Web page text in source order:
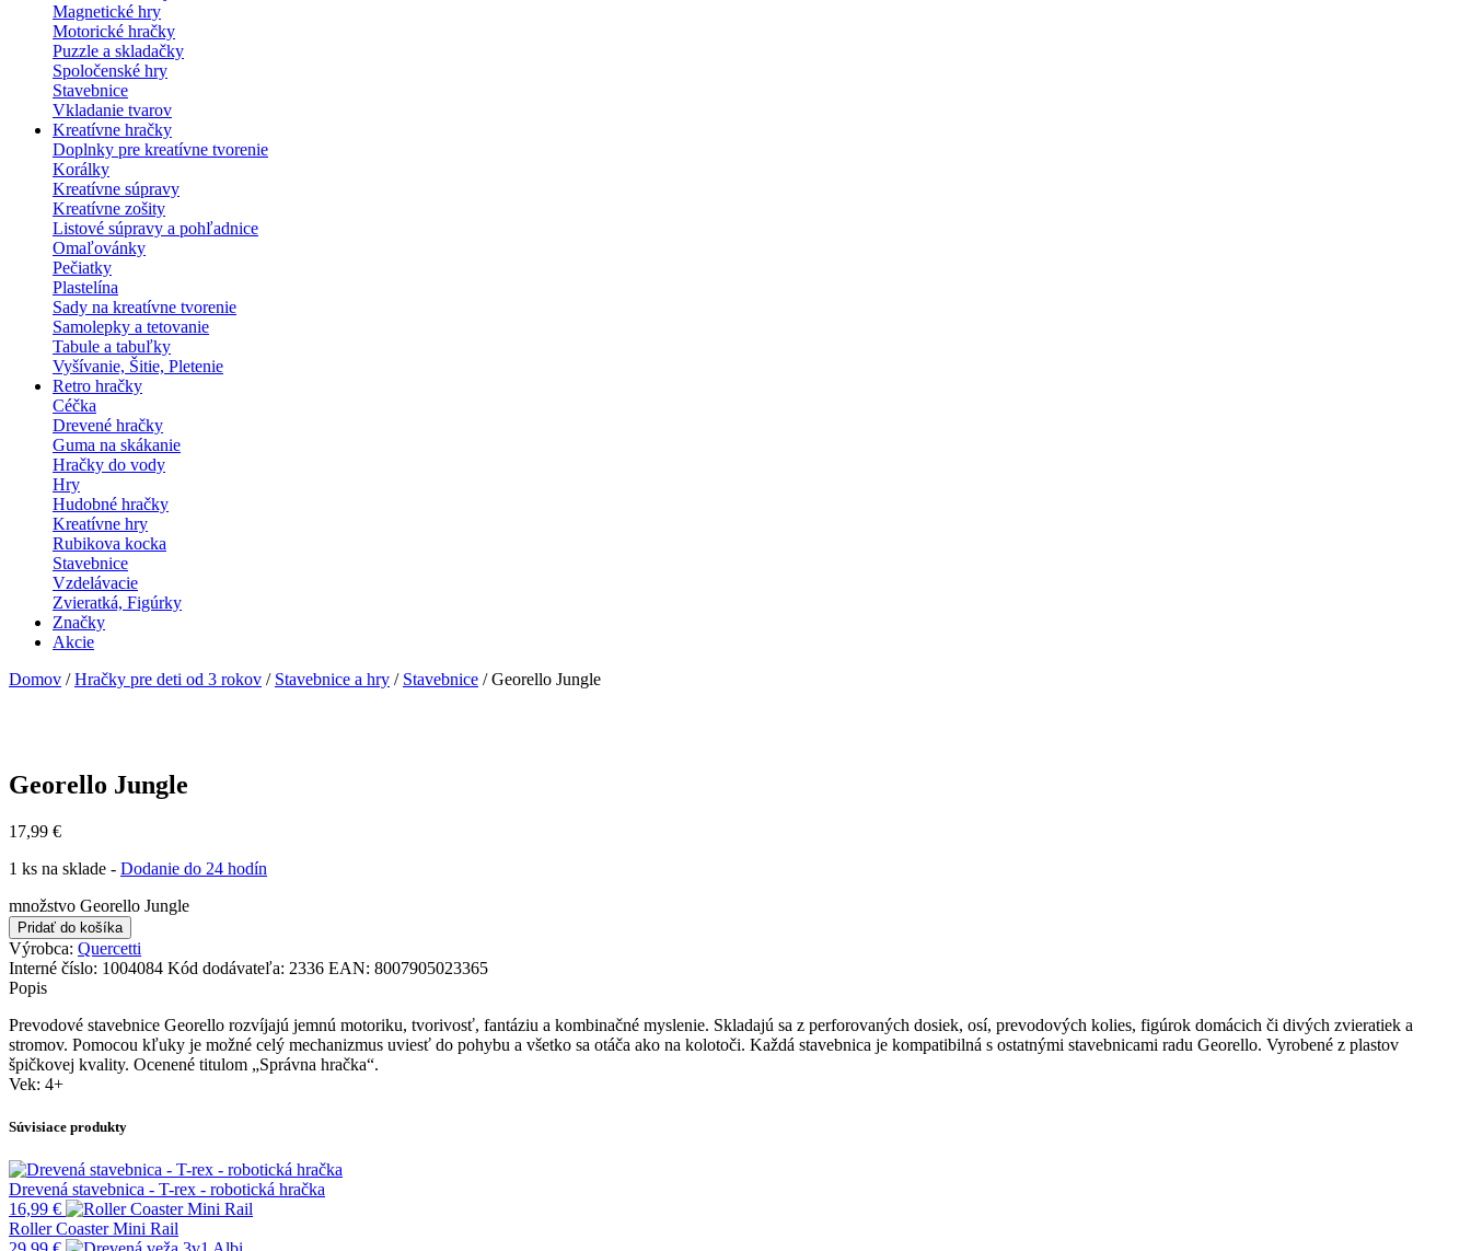
Magnetické hry
Motorické hračky
Puzzle a skladačky
Spoločenské hry
Stavebnice
Vkladanie tvarov
Kreatívne hračky
Doplnky pre kreatívne tvorenie
Korálky
Kreatívne súpravy
Kreatívne zošity
Listové súpravy a pohľadnice
Omaľovánky
Pečiatky
Plastelína
Sady na kreatívne tvorenie
Samolepky a tetovanie
Tabule a tabuľky
Vyšívanie, Šitie, Pletenie
Retro hračky
Céčka
Drevené hračky
Guma na skákanie
Hračky do vody
Hry
Hudobné hračky
Kreatívne hry
Rubikova kocka
Stavebnice
Vzdelávacie
Zvieratká, Figúrky
Značky
Akcie
Domov /Hračky pre deti od 3 rokov / Stavebnice a hry / Stavebnice / Georello Jungle
Georello Jungle
17,99 €
1 ks na sklade - Dodanie do 24 hodín
množstvo Georello Jungle
Pridať do košíka
Výrobca: Quercetti
Interné číslo: 1004084 Kód dodávateľa: 2336 EAN: 8007905023365
Popis
Prevodové stavebnice Georello rozvíjajú jemnú motoriku, tvorivosť, fantáziu a kombinačné myslenie. Skladajú sa z perforovaných dosiek, osí, prevodových kolies, figúrok domácich či divých zvieratiek a
stromov. Pomocou kľuky je možné celý mechanizmus uviesť do pohybu a všetko sa otáča ako na kolotoči. Každá stavebnica je kompatibilná s ostatnými stavebnicami radu Georello. Vyrobené z plastov
špičkovej kvality. Ocenené titulom „Správna hračka“.
Vek: 4+
Súvisiace produkty
Drevená stavebnica - T-rex - robotická hračka
16,99 €
Roller Coaster Mini Rail